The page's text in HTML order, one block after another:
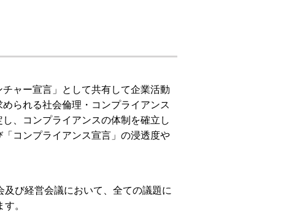
ャー宣言」として共有して企業活動
られる社会倫理・コンプライアンス
、コンプライアンスの体制を確立し
コンプライアンス宣言」の浸透度や
び経営会議において、全ての議題に
。